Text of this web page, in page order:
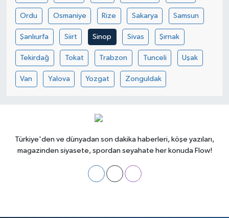
Ordu Osmaniye Rize Sakarya Samsun
Şanlıurfa Siirt Sinop Sivas Şırnak
Tekirdağ Tokat Trabzon Tunceli Uşak
Van Yalova Yozgat Zonguldak
Türkiye'den ve dünyadan son dakika haberleri, köşe yazıları,
magazinden siyasete, spordan seyahate her konuda Flow!